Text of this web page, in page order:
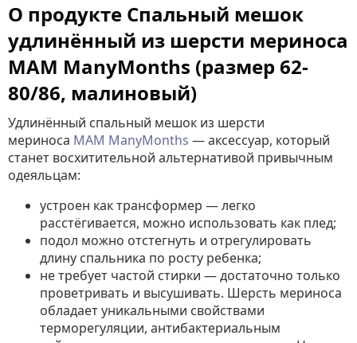
О продукте Спальный мешок
удлинённый из шерсти мериноса
MAM ManyMonths (размер 62-
80/86, малиновый)
Удлинённый спальный мешок из шерсти
мериноса MAM ManyMonths — аксессуар, который
станет восхитительной альтернативой привычным
одеяльцам:
устроен как трансформер — легко
расстёгивается, можно использовать как плед;
подол можно отстегнуть и отрегулировать
длину спальника по росту ребенка;
не требует частой стирки — достаточно только
проветривать и высушивать. Шерсть мериноса
обладает уникальными свойствами
терморегуляции, антибактериальным